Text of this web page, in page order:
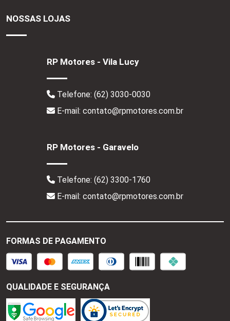
NOSSAS LOJAS
RP Motores - Vila Lucy
Telefone: (62) 3030-0030
E-mail: contato@rpmotores.com.br
RP Motores - Garavelo
Telefone: (62) 3300-1760
E-mail: contato@rpmotores.com.br
FORMAS DE PAGAMENTO
QUALIDADE E SEGURANÇA